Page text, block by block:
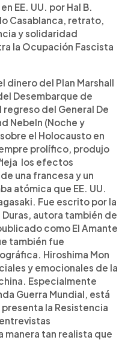
EE. UU. por Hal B.
Casablanca, retrato,
y solidaridad
la Ocupación Fascista
dinero del Plan Marshall
Desembarque de
del General De
Nebeln (Noche y
el Holocausto en
prolífico, produjo
los efectos
una francesa y un
atómica que EE. UU.
Fue escrito por la
autora también de
como El Amante
también fue
Hiroshima Mon
y emocionales de la
Especialmente
Guerra Mundial, está
la Resistencia
tan realista que